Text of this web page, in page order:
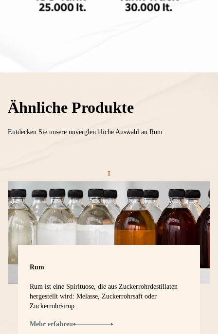
Ähnliche Produkte
Entdecken Sie unsere unvergleichliche Auswahl an Rum.
Rum
Rum ist eine Spirituose, die aus Zuckerrohrdestillaten
hergestellt wird: Melasse, Zuckerrohrsaft oder
Zuckerrohrsirup.
Mehr erfahren